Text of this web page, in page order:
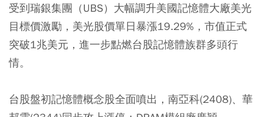
受到瑞銀集團（UBS）大幅調升美國記憶體大廠美光
目標價激勵，美光股價單日暴漲19.29%，市值正式
突破1兆美元，進一步點燃台股記憶體族群多頭行
情。
台股盤初記憶體概念股全面噴出，南亞科(2408)、華